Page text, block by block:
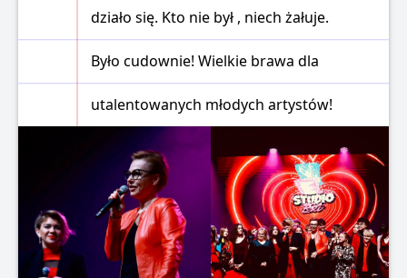
działo się. Kto nie był , niech żałuje.
Było cudownie! Wielkie brawa dla
utalentowanych młodych artystów!